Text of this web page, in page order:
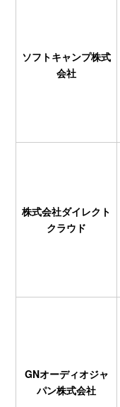
ソフトキャンプ株式
会社
株式会社ダイレクト
クラウド
GNオーディオジャ
パン株式会社